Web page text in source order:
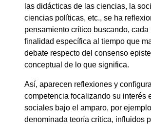
las didácticas de las ciencias, la
ciencias políticas, etc., se ha
pensamiento crítico buscando, cada
finalidad específica al tiempo que
debate respecto del consenso
conceptual de lo que significa.
Así, aparecen reflexiones y
competencia focalizando su interés
sociales bajo el amparo, por
denominada teoría crítica, influidos